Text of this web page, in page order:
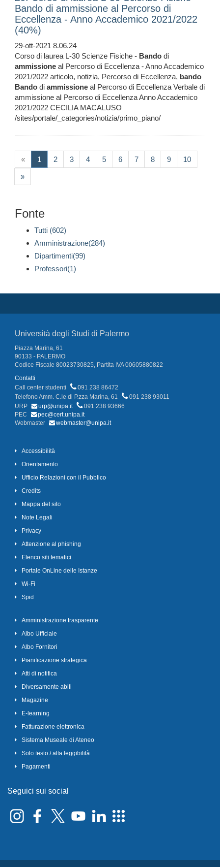
Bando di ammissione al Percorso di
Eccellenza - Anno Accademico 2021/2022
(40%)
29-ott-2021 8.06.24
Corso di laurea L-30 Scienze Fisiche - Bando di
ammissione al Percorso di Eccellenza - Anno Accademico
2021/2022 articolo, notizia, Percorso di Eccellenza, bando
Bando di ammissione al Percorso di Eccellenza Verbale di
ammissione al Percorso di Eccellenza Anno Accademico
2021/2022 CECILIA MACALUSO
/sites/portale/_categories/notizia/primo_piano/
« 1 (current)
2 3 4 5 6 7 8 9 10
»
Fonte
Tutti (602)
Amministrazione(284)
Dipartimenti(99)
Professori(1)
Università degli Studi di Palermo
Piazza Marina, 61
90133 - PALERMO
Codice Fiscale 80023730825, Partita IVA 00605880822
Contatti
Call center studenti
091 238 86472
Telefono Amm. C.le di P.zza Marina, 61
091 238 93011
URP
urp@unipa.it
091 238 93666
PEC
pec@cert.unipa.it
Webmaster
webmaster@unipa.it
Accessibilità
Orientamento
Ufficio Relazioni con il Pubblico
Credits
Mappa del sito
Note Legali
Privacy
Attenzione al phishing
Elenco siti tematici
Portale OnLine delle Istanze
Wi-Fi
Spid
Amministrazione trasparente
Albo Ufficiale
Albo Fornitori
Pianificazione strategica
Atti di notifica
Diversamente abili
Magazine
E-learning
Fatturazione elettronica
Sistema Museale di Ateneo
Solo testo / alta leggibilità
Pagamenti
Seguici sui social